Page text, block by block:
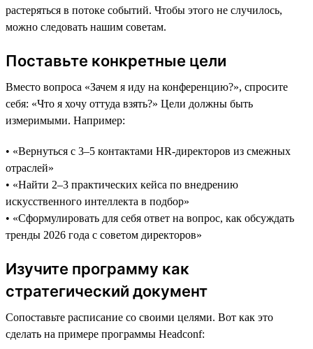
растеряться в потоке событий. Чтобы этого не случилось,
можно следовать нашим советам.
Поставьте конкретные цели
Вместо вопроса «Зачем я иду на конференцию?», спросите
себя: «Что я хочу оттуда взять?» Цели должны быть
измеримыми. Например:
• «Вернуться с 3–5 контактами HR-директоров из смежных
отраслей»
• «Найти 2–3 практических кейса по внедрению
искусственного интеллекта в подбор»
• «Сформулировать для себя ответ на вопрос, как обсуждать
тренды 2026 года с советом директоров»
Изучите программу как
стратегический документ
Сопоставьте расписание со своими целями. Вот как это
сделать на примере программы Headсonf: